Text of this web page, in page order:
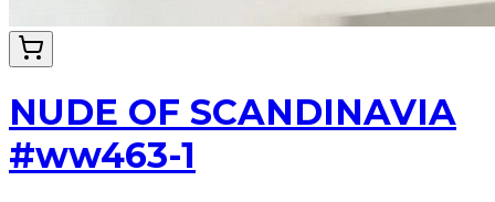
NUDE OF SCANDINAVIA
#ww463-1